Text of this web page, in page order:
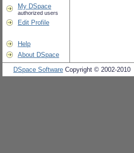
My DSpace
authorized users
Edit Profile
Help
About DSpace
DSpace Software Copyright © 2002-2010